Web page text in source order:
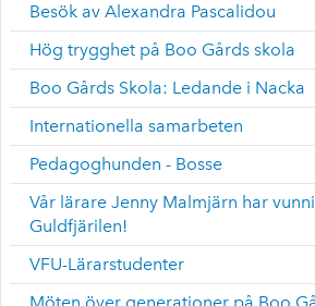
Besök av Alexandra Pascalidou
Hög trygghet på Boo Gårds skola
Boo Gårds Skola: Ledande i Nacka
Internationella samarbeten
Pedagoghunden - Bosse
Vår lärare Jenny Malmjärn har
Guldfjärilen!
VFU-Lärarstudenter